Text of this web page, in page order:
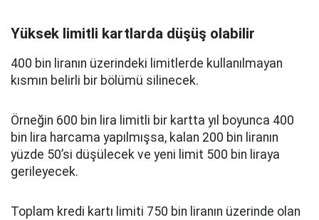
Yüksek limitli kartlarda düşüş olabilir
400 bin liranın üzerindeki limitlerde kullanılmayan
kısmın belirli bir bölümü silinecek.
Örneğin 600 bin lira limitli bir kartta yıl boyunca 400
bin lira harcama yapılmışsa, kalan 200 bin liranın
yüzde 50’si düşülecek ve yeni limit 500 bin liraya
gerileyecek.
Toplam kredi kartı limiti 750 bin liranın üzerinde olan